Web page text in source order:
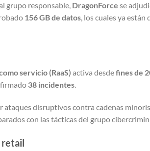
grupo responsable, DragonForce se
156 GB de datos, los cuales ya
servicio (RaaS) activa desdefines de
38 incidentes.
disruptivos contra cadenas
con las tácticas del grupo